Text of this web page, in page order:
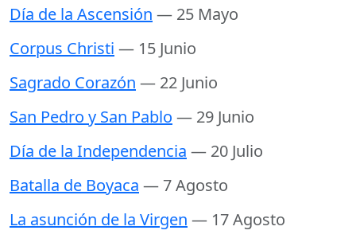
Día de la Ascensión — 25 Mayo
Corpus Christi — 15 Junio
Sagrado Corazón — 22 Junio
San Pedro y San Pablo — 29 Junio
Día de la Independencia — 20 Julio
Batalla de Boyaca — 7 Agosto
La asunción de la Virgen — 17 Agosto